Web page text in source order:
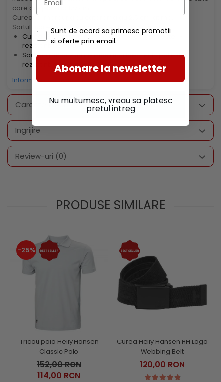
care are pana la 127 cm.
Cureaua impreuna cu catarama au 2,5 cm latime.
Sortul mai este disponibil in alte doua variante:
Curea 16 buzunare mostre Udder Tech, poliester -
rezistenta la apa, neagra
Sort lung 36 buzunare mostre Udder Tech, poliester -
rezistent la apa, negru
Informatii conformitate produs
Caracteristici
Ingrijire
Review-uri (0)
PRODUSE SIMILARE
-25%
Tricou polo Helly Hansen
Classic Polo
152,00 RON
114,00 RON
Curea Helly Hansen HH Logo
Webbing Belt
120,00 RON
Sunt de acord sa primesc promotii
si oferte prin email.
Abonare la newsletter
Nu multumesc, vreau sa platesc
pretul intreg